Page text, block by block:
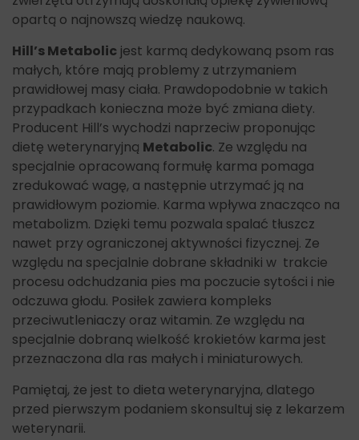
opartą o najnowszą wiedzę naukową.
Hill’s Metabolic jest karmą dedykowaną psom ras
małych, które mają problemy z utrzymaniem
prawidłowej masy ciała. Prawdopodobnie w takich
przypadkach konieczna może być zmiana diety.
Producent Hill’s wychodzi naprzeciw proponując
dietę weterynaryjną Metabolic. Ze względu na
specjalnie opracowaną formułę karma pomaga
zredukować wagę, a następnie utrzymać ją na
prawidłowym poziomie. Karma wpływa znacząco na
metabolizm. Dzięki temu pozwala spalać tłuszcz
nawet przy ograniczonej aktywności fizycznej. Ze
względu na specjalnie dobrane składniki w trakcie
procesu odchudzania pies ma poczucie sytości i nie
odczuwa głodu. Posiłek zawiera kompleks
przeciwutleniaczy oraz witamin. Ze względu na
specjalnie dobraną wielkość krokietów karma jest
przeznaczona dla ras małych i miniaturowych.
Pamiętaj, że jest to dieta weterynaryjna, dlatego
przed pierwszym podaniem skonsultuj się z lekarzem
weterynarii.